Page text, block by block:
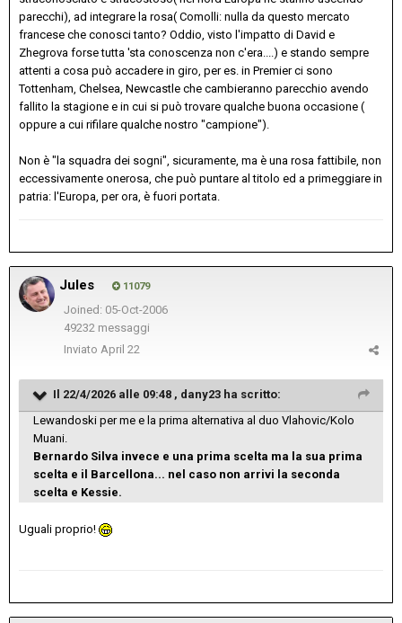
parecchi), ad integrare la rosa( Comolli: nulla da questo mercato
francese che conosci tanto? Oddio, visto l'impatto di David e
Zhegrova forse tutta 'sta conoscenza non c'era....) e stando sempre
attenti a cosa può accadere in giro, per es. in Premier ci sono
Tottenham, Chelsea, Newcastle che cambieranno parecchio avendo
fallito la stagione e in cui si può trovare qualche buona occasione (
oppure a cui rifilare qualche nostro "campione").
Non è "la squadra dei sogni", sicuramente, ma è una rosa fattibile, non
eccessivamente onerosa, che può puntare al titolo ed a primeggiare in
patria: l'Europa, per ora, è fuori portata.
Jules 11079
Joined: 05-Oct-2006
49232 messaggi
Inviato April 22
Il 22/4/2026 alle 09:48 , dany23 ha scritto:
Lewandoski per me e la prima alternativa al duo Vlahovic/Kolo
Muani.
Bernardo Silva invece e una prima scelta ma la sua prima
scelta e il Barcellona... nel caso non arrivi la seconda
scelta e Kessie.
Uguali proprio!